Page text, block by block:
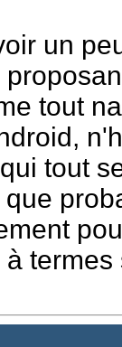
un
tout
tout